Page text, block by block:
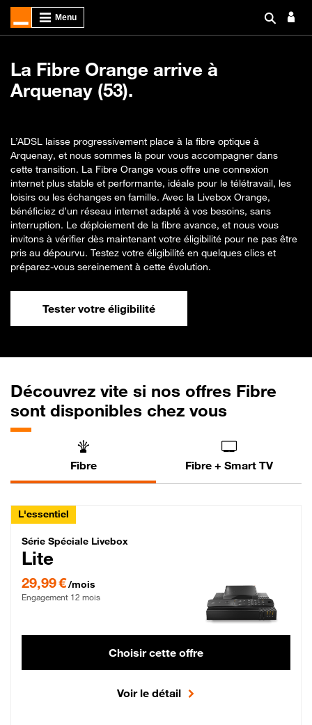
La Fibre Orange arrive à
Arquenay (53).
L’ADSL laisse progressivement place à la fibre optique à
Arquenay, et nous sommes là pour vous accompagner dans
cette transition. La Fibre Orange vous offre une connexion
internet plus stable et performante, idéale pour le télétravail, les
loisirs ou les échanges en famille. Avec la Livebox Orange,
bénéficiez d’un réseau internet adapté à vos besoins, sans
interruption. Le déploiement de la fibre avance, et nous vous
invitons à vérifier dès maintenant votre éligibilité pour ne pas être
pris au dépourvu. Testez votre éligibilité en quelques clics et
préparez-vous sereinement à cette évolution.
Tester votre éligibilité
Découvrez vite si nos offres Fibre
sont disponibles chez vous
Fibre Fibre + Smart TV
L'essentiel
Série Spéciale Livebox Lite Fibre
Série Spéciale Livebox
Lite
29,99 €/mois
Engagement 12 mois
Choisir cette offre
Voir le détail